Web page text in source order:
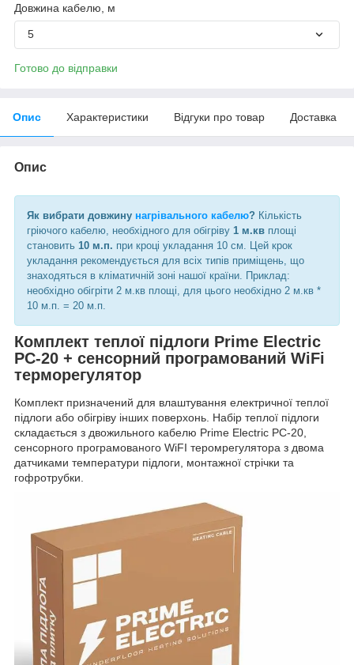
Довжина кабелю, м
5
Готово до відправки
Опис Характеристики Відгуки про товар Доставка
Опис
Як вибрати довжину нагрівального кабелю? Кількість
гріючого кабелю, необхідного для обігріву 1 м.кв площі
становить 10 м.п. при кроці укладання 10 см. Цей крок
укладання рекомендується для всіх типів приміщень, що
знаходяться в кліматичній зоні нашої країни. Приклад:
необхідно обігріти 2 м.кв площі, для цього необхідно 2 м.кв *
10 м.п. = 20 м.п.
Комплект теплої підлоги Prime Electric
PC-20 + сенсорний програмований WiFi
терморегулятор
Комплект призначений для влаштування електричної теплої
підлоги або обігріву інших поверхонь. Набір теплої підлоги
складається з двожильного кабелю Prime Electric PC-20,
сенсорного програмованого WiFI теромрегулятора з двома
датчиками температури підлоги, монтажної стрічки та
гофротрубки.